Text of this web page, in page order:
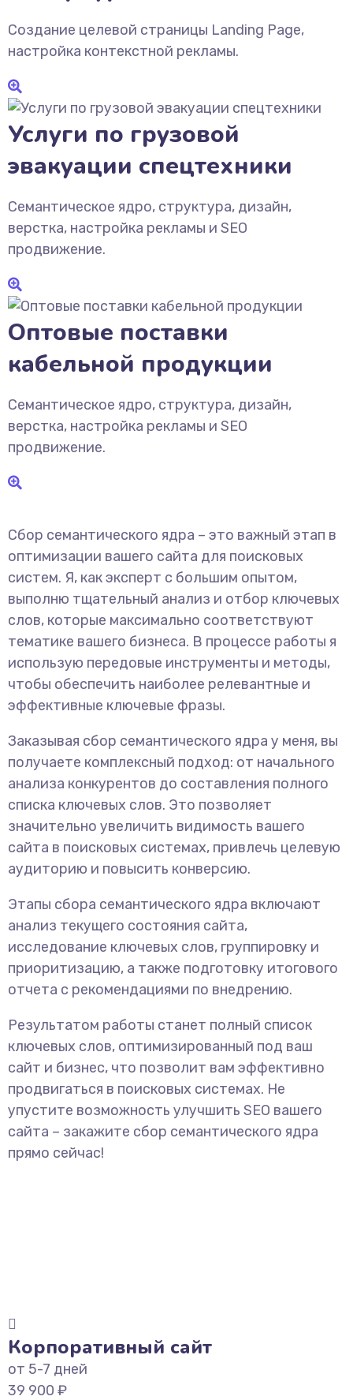
Создание целевой страницы Landing Page,
настройка контекстной рекламы.
Услуги по грузовой
эвакуации спецтехники
Семантическое ядро, структура, дизайн,
верстка, настройка рекламы и SEO
продвижение.
Оптовые поставки
кабельной продукции
Семантическое ядро, структура, дизайн,
верстка, настройка рекламы и SEO
продвижение.
Сбор семантического ядра – это важный этап в
оптимизации вашего сайта для поисковых
систем. Я, как эксперт с большим опытом,
выполню тщательный анализ и отбор ключевых
слов, которые максимально соответствуют
тематике вашего бизнеса. В процессе работы я
использую передовые инструменты и методы,
чтобы обеспечить наиболее релевантные и
эффективные ключевые фразы.
Заказывая сбор семантического ядра у меня, вы
получаете комплексный подход: от начального
анализа конкурентов до составления полного
списка ключевых слов. Это позволяет
значительно увеличить видимость вашего
сайта в поисковых системах, привлечь целевую
аудиторию и повысить конверсию.
Этапы сбора семантического ядра включают
анализ текущего состояния сайта,
исследование ключевых слов, группировку и
приоритизацию, а также подготовку итогового
отчета с рекомендациями по внедрению.
Результатом работы станет полный список
ключевых слов, оптимизированный под ваш
сайт и бизнес, что позволит вам эффективно
продвигаться в поисковых системах. Не
упустите возможность улучшить SEO вашего
сайта – закажите сбор семантического ядра
прямо сейчас!
Корпоративный сайт
от 5-7 дней
39 900 ₽